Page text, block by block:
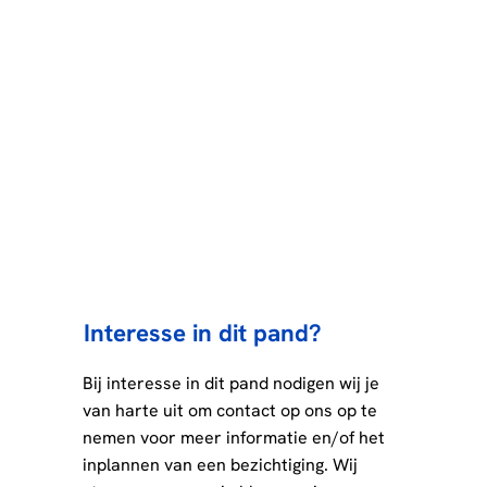
Interesse in dit pand?
Bij interesse in dit pand nodigen wij je
van harte uit om contact op ons op te
nemen voor meer informatie en/of het
inplannen van een bezichtiging. Wij